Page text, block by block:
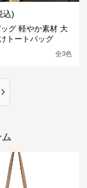
込)
グ 軽やか素材 大
トートバッグ
全3色
›